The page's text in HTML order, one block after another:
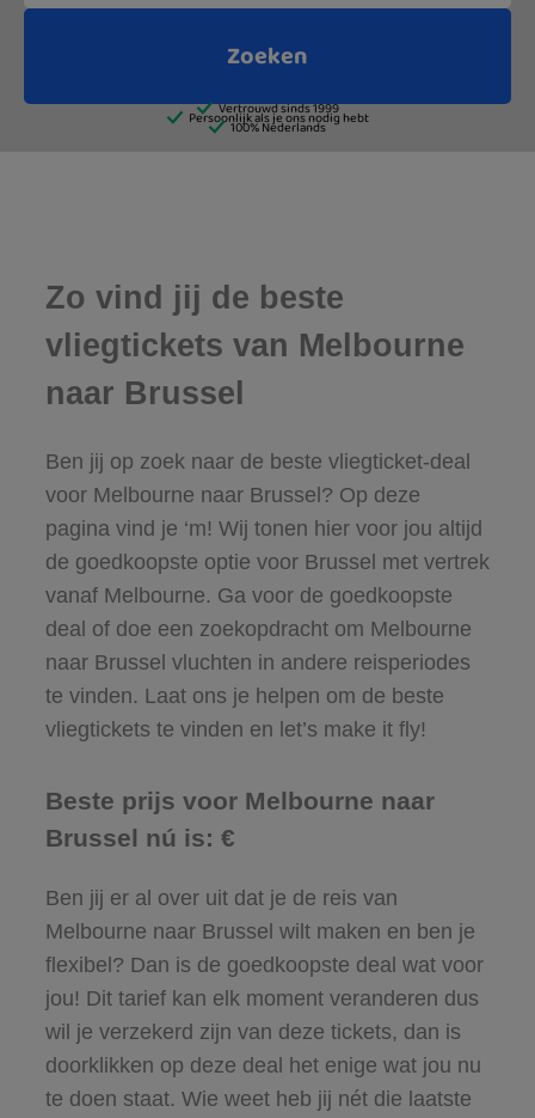
Zo vind jij de beste
vliegtickets van Melbourne
naar Brussel
Ben jij op zoek naar de beste vliegticket-deal
voor Melbourne naar Brussel? Op deze
pagina vind je ‘m! Wij tonen hier voor jou altijd
de goedkoopste optie voor Brussel met vertrek
vanaf Melbourne. Ga voor de goedkoopste
deal of doe een zoekopdracht om Melbourne
naar Brussel vluchten in andere reisperiodes
te vinden. Laat ons je helpen om de beste
vliegtickets te vinden en let’s make it fly!
Beste prijs voor Melbourne naar
Brussel nú is: €
Ben jij er al over uit dat je de reis van
Melbourne naar Brussel wilt maken en ben je
flexibel? Dan is de goedkoopste deal wat voor
jou! Dit tarief kan elk moment veranderen dus
wil je verzekerd zijn van deze tickets, dan is
doorklikken op deze deal het enige wat jou nu
te doen staat. Wie weet heb jij nét die laatste